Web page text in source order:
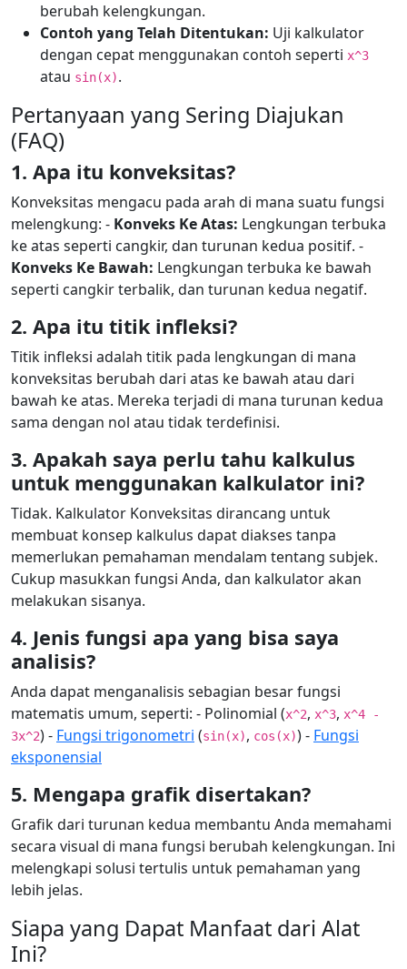
berubah kelengkungan.
Contoh yang Telah Ditentukan: Uji kalkulator
dengan cepat menggunakan contoh seperti x^3
atau sin(x).
Pertanyaan yang Sering Diajukan
(FAQ)
1. Apa itu konveksitas?
Konveksitas mengacu pada arah di mana suatu fungsi
melengkung: - Konveks Ke Atas: Lengkungan terbuka
ke atas seperti cangkir, dan turunan kedua positif. -
Konveks Ke Bawah: Lengkungan terbuka ke bawah
seperti cangkir terbalik, dan turunan kedua negatif.
2. Apa itu titik infleksi?
Titik infleksi adalah titik pada lengkungan di mana
konveksitas berubah dari atas ke bawah atau dari
bawah ke atas. Mereka terjadi di mana turunan kedua
sama dengan nol atau tidak terdefinisi.
3. Apakah saya perlu tahu kalkulus
untuk menggunakan kalkulator ini?
Tidak. Kalkulator Konveksitas dirancang untuk
membuat konsep kalkulus dapat diakses tanpa
memerlukan pemahaman mendalam tentang subjek.
Cukup masukkan fungsi Anda, dan kalkulator akan
melakukan sisanya.
4. Jenis fungsi apa yang bisa saya
analisis?
Anda dapat menganalisis sebagian besar fungsi
matematis umum, seperti: - Polinomial (x^2, x^3, x^4 -
3x^2) - Fungsi trigonometri (sin(x), cos(x)) - Fungsi
eksponensial
5. Mengapa grafik disertakan?
Grafik dari turunan kedua membantu Anda memahami
secara visual di mana fungsi berubah kelengkungan. Ini
melengkapi solusi tertulis untuk pemahaman yang
lebih jelas.
Siapa yang Dapat Manfaat dari Alat
Ini?